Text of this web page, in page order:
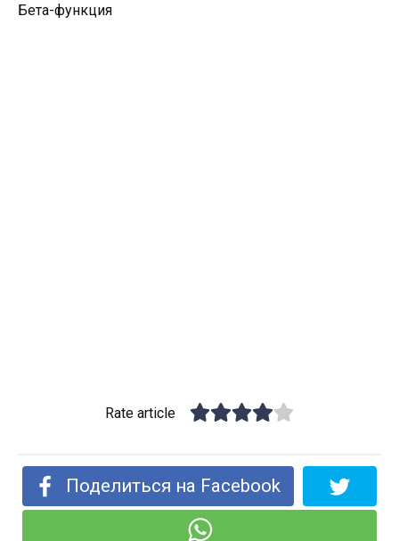
Бета-функция
Rate article
Поделиться на Facebook